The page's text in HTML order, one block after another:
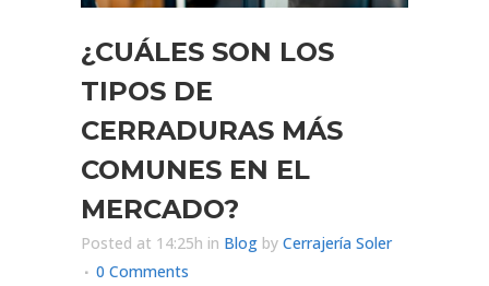
¿CUÁLES SON LOS
TIPOS DE
CERRADURAS MÁS
COMUNES EN EL
MERCADO?
Posted at 14:25h in Blog by Cerrajería Soler
0 Comments